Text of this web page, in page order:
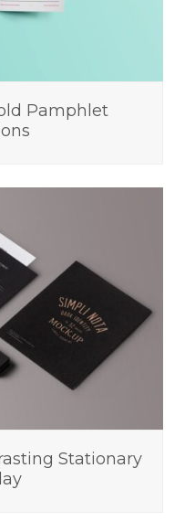
Pamphlet
Stationary